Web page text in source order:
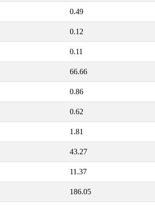
0.49
0.12
0.11
66.66
0.86
0.62
1.81
43.27
11.37
186.05